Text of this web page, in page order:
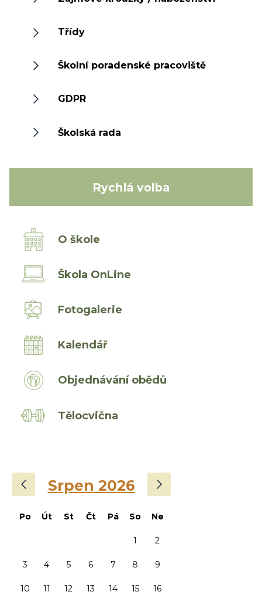
Třídy
Školní poradenské pracoviště
GDPR
Školská rada
Rychlá volba
O škole
Škola OnLine
Fotogalerie
Kalendář
Objednávání obědů
Tělocvična
Srpen 2026 ›
Po Út St Čt Pá So Ne
1 2
3 4 5 6 7 8 9
10 11 12 13 14 15 16